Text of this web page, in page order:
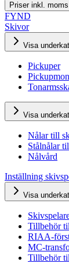
Priser inkl. moms
FYND
Skivor
Visa
Pickuper
Visa
Nålar till
Stålnålar
Nålvård
Inställning
Visa
Tillbehör
RIAA-
MC-
Tillbehör